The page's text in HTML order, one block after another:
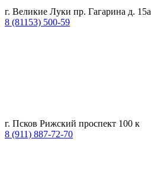
г. Великие Луки пр. Гагарина д. 15а
8 (81153) 500-59
г. Псков Рижский проспект 100 к
8 (911) 887-72-70